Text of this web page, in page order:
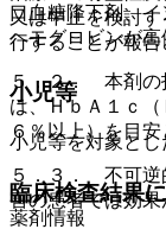
又は中止を検討
行することが報
小児等
小児等を対象とし
臨床検査結果
口血糖降下剤、
ヘモグロビンが高
５．２． 本剤の
は、ＨｂＡ１ｃ
６％以上）を目
５．３． 不可逆
害の患者では効果
薬剤情報